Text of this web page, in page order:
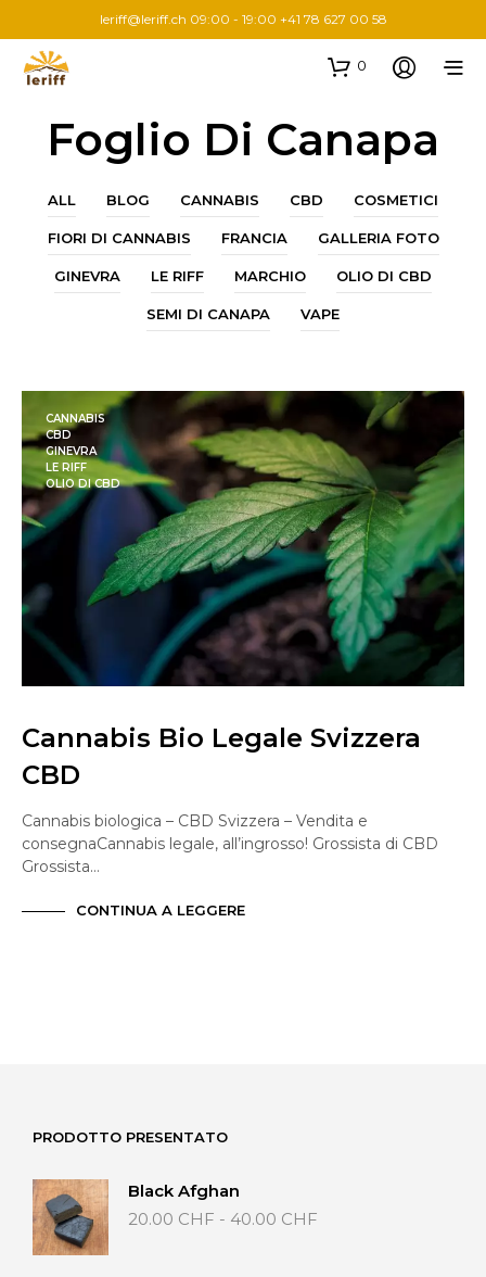
leriff@leriff.ch 09:00 - 19:00 +41 78 627 00 58
0
Foglio Di Canapa
ALL BLOG CANNABIS CBD COSMETICI
FIORI DI CANNABIS FRANCIA GALLERIA FOTO
GINEVRA LE RIFF MARCHIO OLIO DI CBD
SEMI DI CANAPA VAPE
CANNABIS
CBD
GINEVRA
LE RIFF
OLIO DI CBD
Cannabis Bio Legale Svizzera
CBD
Cannabis biologica – CBD Svizzera – Vendita e
consegnaCannabis legale, all’ingrosso! Grossista di CBD
Grossista…
CONTINUA A LEGGERE
PRODOTTO PRESENTATO
Black Afghan
20.00 CHF - 40.00 CHF